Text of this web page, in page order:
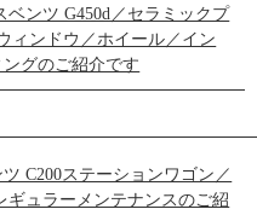
ィンドウ／ホイール／イン
グのご紹介です
ギュラーメンテナンスのご紹